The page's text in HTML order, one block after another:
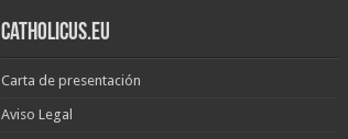
Catholicus.eu
Carta de presentación
Aviso Legal